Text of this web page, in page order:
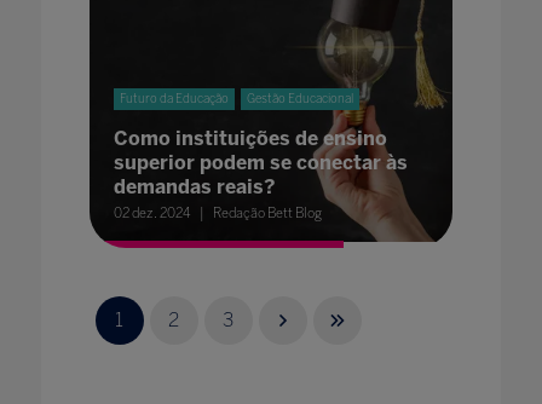
Futuro da Educação Gestão Educacional
Como instituições de ensino
superior podem se conectar às
demandas reais?
02 dez. 2024 Redação Bett Blog
1 2 3